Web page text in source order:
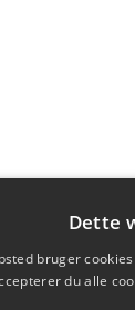
Dette
bruger
du alle